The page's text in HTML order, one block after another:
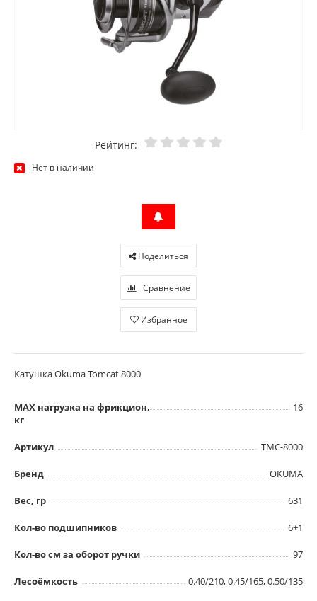
Рейтинг:
Нет в наличии
Поделиться
Сравнение
Избранное
Катушка Okuma Tomcat 8000
MAX нагрузка на фрикцион,
кг
16
Артикул TMC-8000
Бренд OKUMA
Вес, гр 631
Кол-во подшипников 6+1
Кол-во см за оборот ручки 97
Лесоёмкость 0.40/210, 0.45/165, 0.50/135